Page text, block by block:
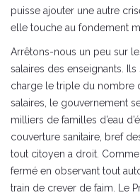
puisse ajouter une autre
elle touche au fondement
Arrêtons-nous un peu sur
salaires des enseignants.
charge le triple du nombre
salaires, le gouvernement
milliers de familles d’eau
couverture sanitaire, bref
tout citoyen a droit.
fermé en observant tout
train de crever de faim. Le